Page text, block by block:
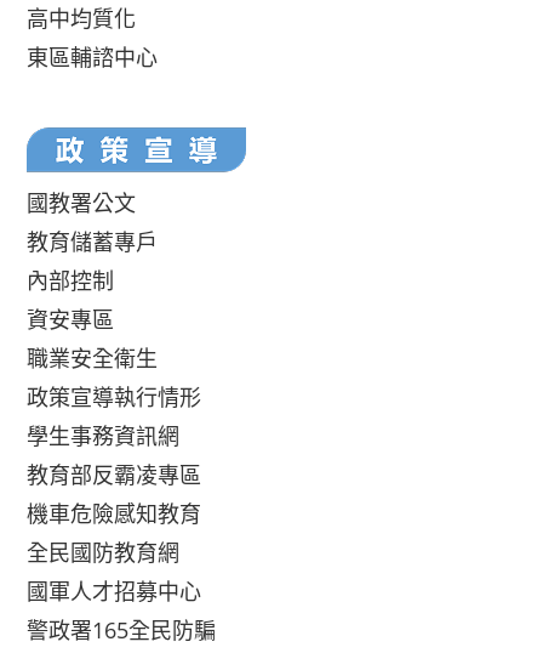
高中均質化
東區輔諮中心
國教署公文
教育儲蓄專戶
內部控制
資安專區
職業安全衛生
政策宣導執行情形
學生事務資訊網
教育部反霸凌專區
機車危險感知教育
全民國防教育網
國軍人才招募中心
警政署165全民防騙